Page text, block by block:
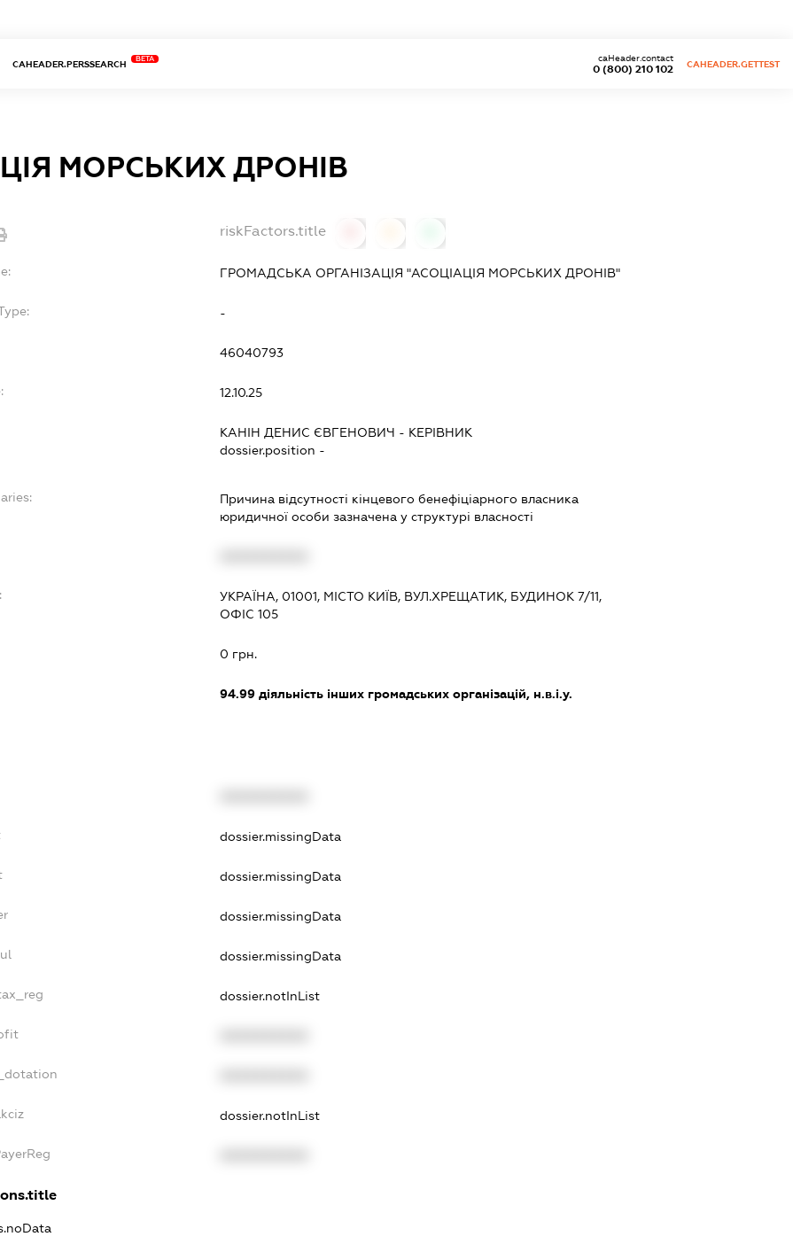
CAHEADER.PERSSEARCH
BETA
0 (800) 210 102
caHeader.contact
CAHEADER.GETTEST
МОРСЬКИХ ДРОНІВ
riskFactors.title
ГРОМАДСЬКА ОРГАНІЗАЦІЯ "АСОЦІАЦІЯ МОРСЬКИХ ДРОНІВ"
-
46040793
12.10.25
КАНІН ДЕНИС ЄВГЕНОВИЧ - КЕРІВНИК
dossier.position -
Причина відсутності кінцевого бенефіціарного власника
юридичної особи зазначена у структурі власності
УКРАЇНА, 01001, МІСТО КИЇВ, ВУЛ.ХРЕЩАТИК, БУДИНОК 7/11,
ОФІС 105
0 грн.
94.99 діяльність інших громадських організацій, н.в.і.у.
dossier.missingData
dossier.missingData
dossier.missingData
dossier.missingData
dossier.notInList
dossier.notInList